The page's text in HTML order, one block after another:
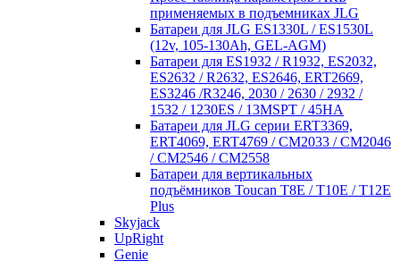
применяемых в подъемниках JLG
Батареи для JLG ES1330L / ES1530L
(12v, 105-130Ah, GEL-AGM)
Батареи для ES1932 / R1932, ES2032,
ES2632 / R2632, ES2646, ERT2669,
ES3246 /R3246, 2030 / 2630 / 2932 /
1532 / 1230ES / 13MSPT / 45HA
Батареи для JLG серии ERT3369,
ERT4069, ERT4769 / CM2033 / CM2046
/ CM2546 / CM2558
Батареи для вертикальных
подъёмников Toucan T8E / T10E / T12E
Plus
Skyjack
UpRight
Genie